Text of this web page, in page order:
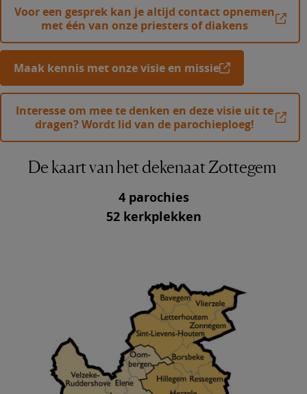
Voor een gesprek kan je altijd contact opnemen
met één van onze priesters of diakens
Maak kennis met onze visie en missie
Interesse om mee te denken en deze visie uit te
dragen? Wordt lid van de parochieploeg!
De kaart van het dekenaat Zottegem
4 parochies
52 kerkplekken